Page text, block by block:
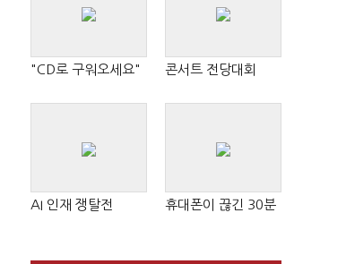
"CD로 구워오세요" 콘서트 전당대회
AI 인재 쟁탈전 휴대폰이 끊긴 30분